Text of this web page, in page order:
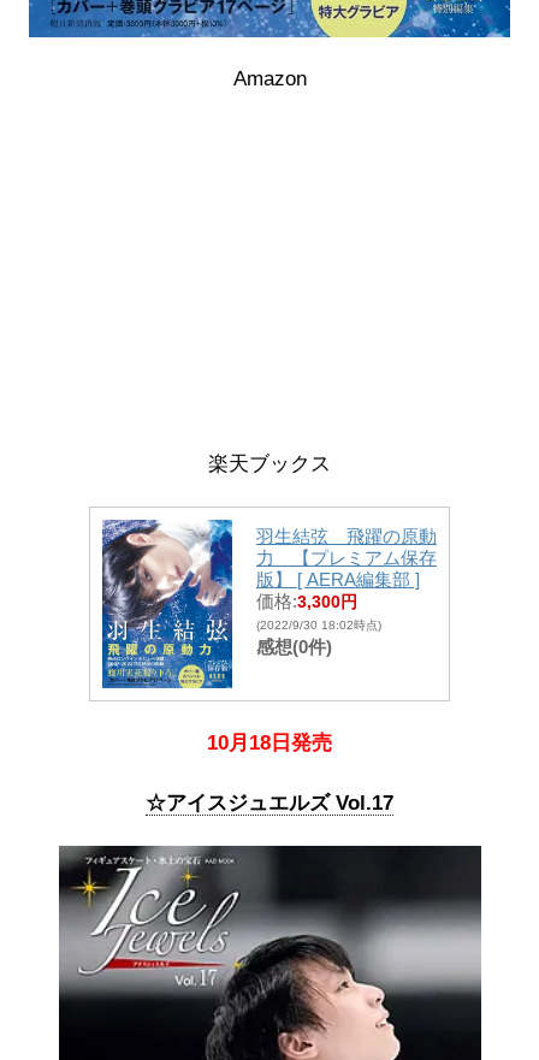
Amazon
楽天ブックス
羽生結弦 飛躍の原動
力 【プレミアム保存
版】 [ AERA編集部 ]
価格:3,300円
(2022/9/30 18:02時点)
感想(0件)
10月18日発売
☆アイスジュエルズ Vol.17